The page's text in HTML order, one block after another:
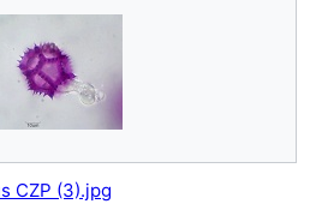
CZP (3).jpg